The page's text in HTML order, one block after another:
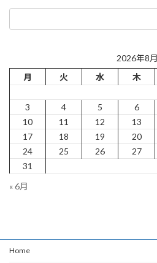
2026年8月
月
火 水 木
3
4 5 6
10
11 12 13
17
18 19 20
24
25 26 27
31
« 6月
Home